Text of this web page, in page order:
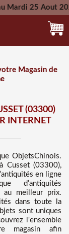
2026 -
Aout 2026
Magasin de
(03300)
INTERNET
ObjetsChinois.
Cusset (03300),
en ligne
d’antiquités
au meilleur prix.
dans toute la
sont uniques
l'ensemble
magasin afin